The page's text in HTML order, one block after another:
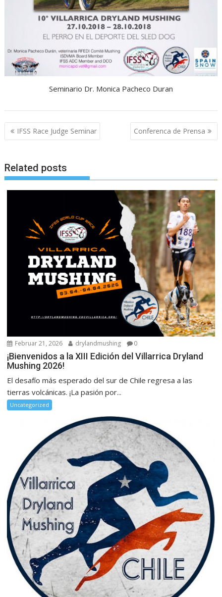
Seminario Dr. Monica Pacheco Duran
Beitragsnavigation
IFSS Race Judge Seminar Conferenca de Prensa
Related posts
Februar 21, 2026 drylandmushing 0
¡Bienvenidos a la XIII Edición del Villarrica Dryland
Mushing 2026!
El desafío más esperado del sur de Chile regresa a las
tierras volcánicas. ¡La pasión por...
Uncategorized